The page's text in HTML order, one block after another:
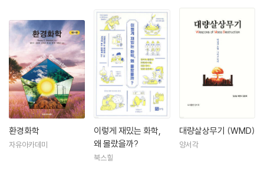
환경화학
자유아카데미
이렇게 재밌는 화학,
왜 몰랐을까?
북스힐
대량살상무기 (WMD)
양서각